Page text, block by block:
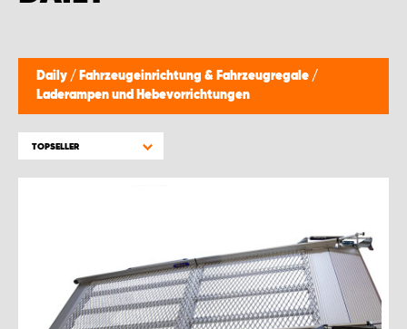
Daily / Fahrzeugeinrichtung & Fahrzeugregale /
Laderampen und Hebevorrichtungen
TOPSELLER
SCHAURAUM ÖSTERREICH